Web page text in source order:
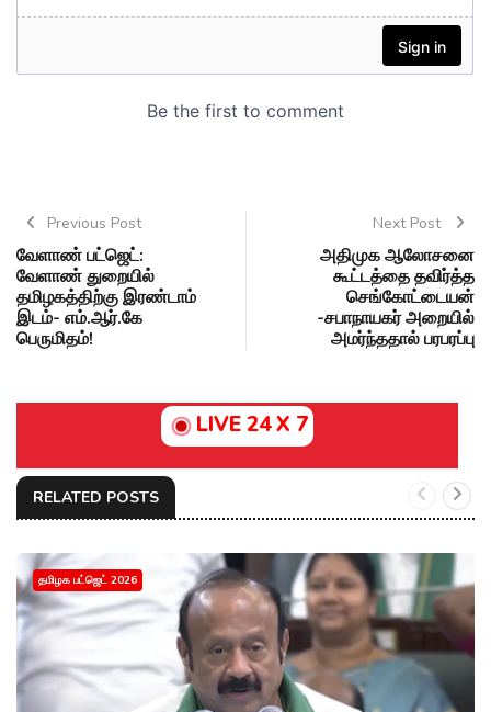
Previous Post
வேளாண் பட்ஜெட்:
வேளாண் துறையில்
தமிழகத்திற்கு இரண்டாம்
இடம்- எம்.ஆர்.கே
பெருமிதம்!
Next Post
அதிமுக ஆலோசனை
கூட்டத்தை தவிர்த்த
செங்கோட்டையன்
-சபாநாயகர் அறையில்
அமர்ந்ததால் பரபரப்பு
LIVE 24 X 7
RELATED POSTS
தமிழக பட்ஜெட் 2026